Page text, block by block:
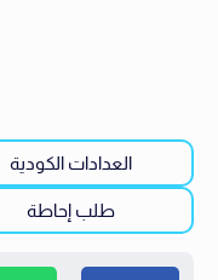
العدادات الكودية
طلب إحاطة